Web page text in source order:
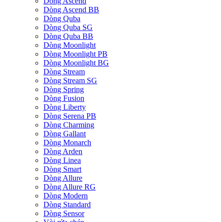
Dòng Ascend BB
Dòng Quba
Dòng Quba SG
Dòng Quba BB
Dòng Moonlight
Dòng Moonlight PB
Dòng Moonlight BG
Dòng Stream
Dòng Stream SG
Dòng Spring
Dòng Fusion
Dòng Liberty
Dòng Serena PB
Dòng Charming
Dòng Gallant
Dòng Monarch
Dòng Arden
Dòng Linea
Dòng Smart
Dòng Allure
Dòng Allure RG
Dòng Modern
Dòng Standard
Dòng Sensor